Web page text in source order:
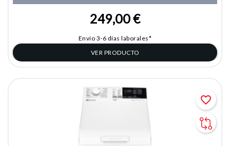
249,00 €
Envío 3-6 días laborales*
VER PRODUCTO
favorite_border